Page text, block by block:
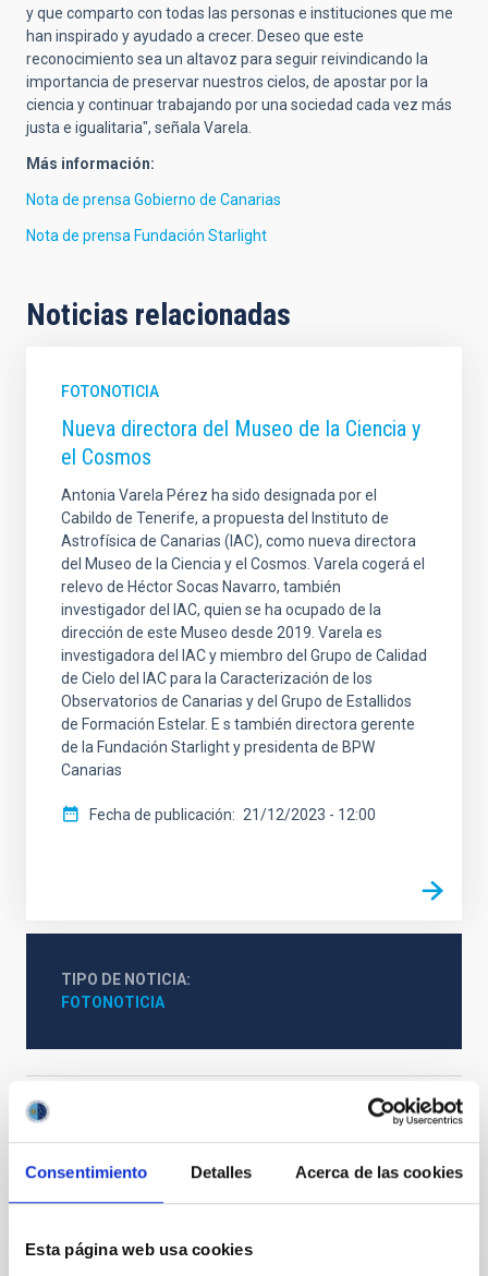
Consentimiento Detalles Acerca de las cookies
Esta página web usa cookies
y que comparto con todas las personas e instituciones que me
han inspirado y ayudado a crecer. Deseo que este
reconocimiento sea un altavoz para seguir reivindicando la
importancia de preservar nuestros cielos, de apostar por la
ciencia y continuar trabajando por una sociedad cada vez más
justa e igualitaria", señala Varela.
Más información:
Nota de prensa Gobierno de Canarias
Nota de prensa Fundación Starlight
Noticias relacionadas
FOTONOTICIA
Nueva directora del Museo de la Ciencia y
el Cosmos
Antonia Varela Pérez ha sido designada por el
Cabildo de Tenerife, a propuesta del Instituto de
Astrofísica de Canarias (IAC), como nueva directora
del Museo de la Ciencia y el Cosmos. Varela cogerá el
relevo de Héctor Socas Navarro, también
investigador del IAC, quien se ha ocupado de la
dirección de este Museo desde 2019. Varela es
investigadora del IAC y miembro del Grupo de Calidad
de Cielo del IAC para la Caracterización de los
Observatorios de Canarias y del Grupo de Estallidos
de Formación Estelar. E s también directora gerente
de la Fundación Starlight y presidenta de BPW
Canarias
Fecha de publicación 21/12/2023 - 12:00
TIPO DE NOTICIA
FOTONOTICIA
Público general
Otras noticias relacionadas